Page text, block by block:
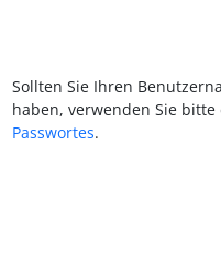
Sollten Sie Ihren
haben, verwenden Sie
Passwortes.